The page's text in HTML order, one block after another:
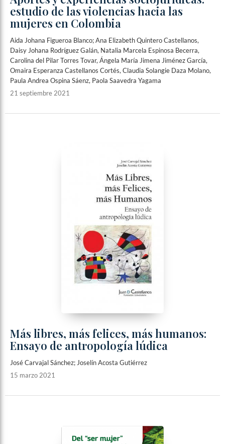
estudio de las violencias hacia las
mujeres en Colombia
Aida Johana Figueroa Blanco; Ana Elizabeth Quintero Castellanos,
Daisy Johana Rodríguez Galán, Natalia Marcela Espinosa Becerra,
Carolina del Pilar Torres Tovar, Ángela María Jimena Jiménez García,
Omaira Esperanza Castellanos Cortés, Claudia Solangie Daza Molano,
Paula Andrea Ospina Sáenz, Paola Saavedra Yagama
21 septiembre 2021
Más libres, más felices, más humanos:
Ensayo de antropología lúdica
José Carvajal Sánchez; Joselín Acosta Gutiérrez
15 marzo 2021